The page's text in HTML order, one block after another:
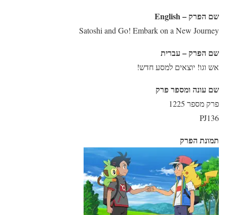
שם הפרק – English
Satoshi and Go! Embark on a New Journey
שם הפרק – עברית
אש וגו! יוצאים למסע חדש!
שם עונה ומספר פרק
פרק מספר 1225
PJ136
תמונת הפרק